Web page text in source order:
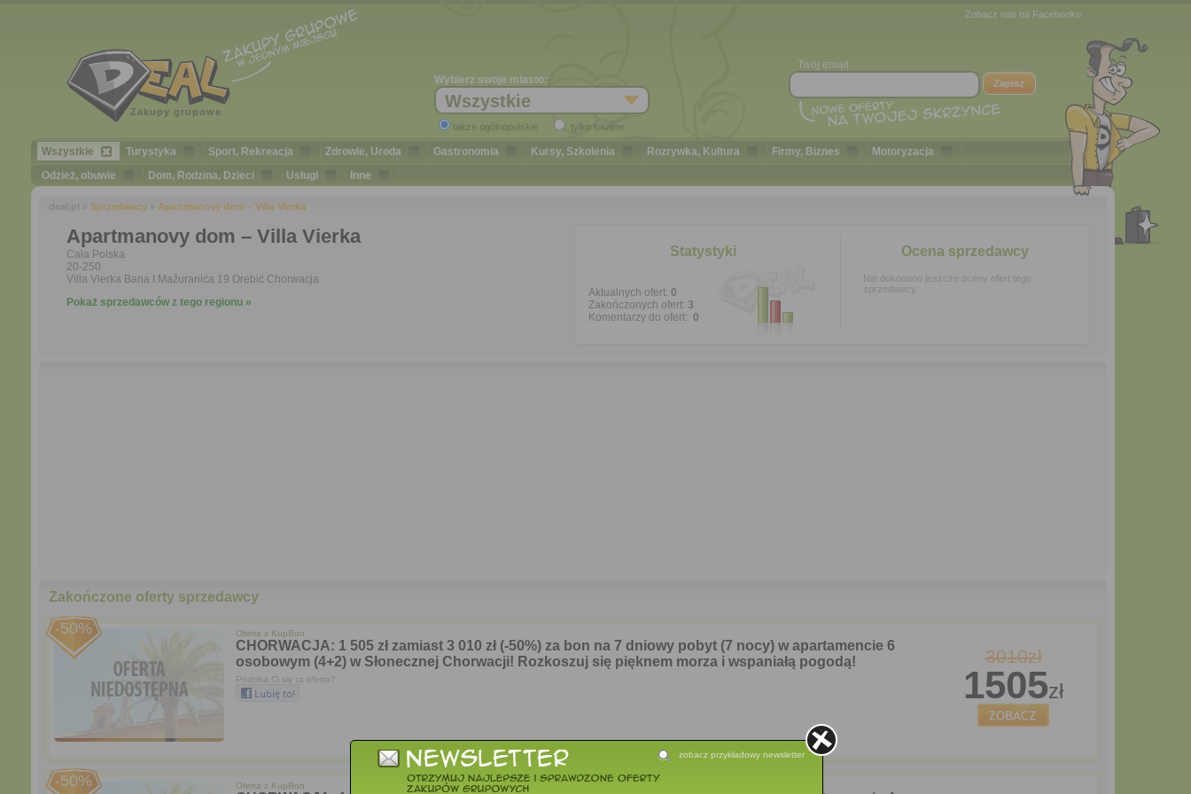
Zakupy grupowe
Wybierz swoje miasto:
Wszystkie
także ogólnopolskie tylko lokalne
Twój email
Zobacz nas na Facebooku
Wszystkie Turystyka Sport, Rekreacja Zdrowie, Uroda Gastronomia Kursy, Szkolenia Rozrywka, Kultura Firmy, Biznes
Motoryzacja
Odzież, obuwie
Dom, Rodzina, Dzieci Usługi Inne
deal.pl » Sprzedawcy» Apartmanovy dom – Villa Vierka
Apartmanovy dom – Villa Vierka
Cała Polska
20-250
Villa Vierka Bana I.Mažuranića 19 Orebić Chorwacja
Pokaż sprzedawców z tego regionu »
Statystyki
Aktualnych ofert: 0
Zakończonych ofert: 3
Komentarzy do ofert: 0
Ocena sprzedawcy
Nie dokonano jeszcze oceny ofert tego
sprzedawcy.
Zakończone oferty sprzedawcy
-50% Oferta z KupBon
CHORWACJA: 1 505 zł zamiast 3 010 zł (-50%) za bon na 7 dniowy pobyt (7 nocy) w apartamencie 6
osobowym (4+2) w Słonecznej Chorwacji! Rozkoszuj się pięknem morza i wspaniałą pogodą!
Podoba Ci się ta oferta?
3010zł
1505zł
-50% Oferta z KupBon
zobacz przykładowy newsletter